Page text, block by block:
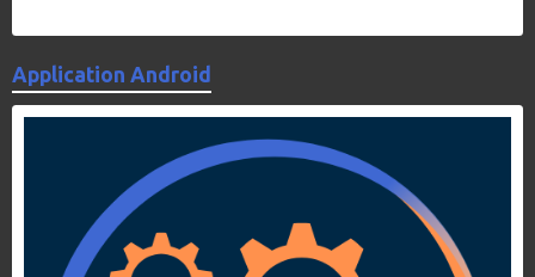
Application Android